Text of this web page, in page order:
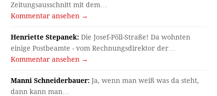
Zeitungsausschnitt mit dem…
Kommentar ansehen →
Henriette Stepanek: Die Josef-Pöll-Straße! Da wohnten
einige Postbeamte - vom Rechnungsdirektor der…
Kommentar ansehen →
Manni Schneiderbauer: Ja, wenn man weiß was da steht,
dann kann man…